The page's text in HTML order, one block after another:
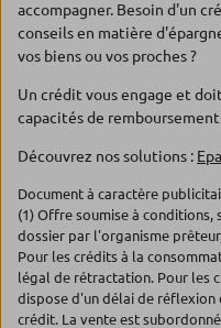
accompagner. Besoin d'un
conseils en matière
vos biens ou vos proches ?
Un crédit vous engage et
capacités de
Découvrez nos solutions :
Document à caractère
(1) Offre soumise à
dossier par l'organisme
Pour les crédits à la
légal de rétractation. Pour les
dispose d'un délai de
crédit. La vente est